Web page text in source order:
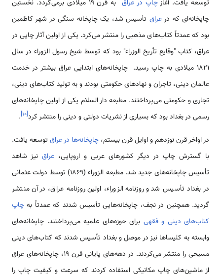
توسعه یافت. آغازچاپ در عراق
به قرن ۱۹ میلادی برمی‌گردد. نخستین
چاپخانه‌ای که درعراق تأسیس شد، یک چاپخانه سنگی در شهر کاظمین
بود که عمدتاً کتاب‌های مذهبی را منتشر می‌کرد. یکی از اولین آثار چاپی در
عراق، کتاب "وقایع تأریخ الوزراء" بود که توسط شیخ رسول الزوراء در سال
۱۸۲۱ میلادی به چاپ رسید. چاپخانه‌های ابتدایی عراق بیشتر در خدمت
عالمان دینی، تاجران و نهادهای حکومتی بودند و به تولید کتاب‌های دینی،
تجاری و حکومتی می‌پرداختند. مطبعه دار السلام یکی از اولین چاپخانه‌های
رسمی در بغداد بود که بسیاری از نشریات دولتی و دینی را منتشر کرد[۱۰]
.
در اواخر قرن نوزدهم و اوایل قرن بیستم، چاپخانه‌ها در عراق توسعه یافت.
با گسترش چاپ در دیگر کشورهای عربی و اروپایی، عراق نیز شاهد
تأسیس چاپخانه‌های جدید شد. مطبعه الزوراء (۱۸۶۹) توسط دولت عثمانی
در بغداد تأسیس شد و روزنامه الزوراء، اولین روزنامه عراق، در آن منتشر
گردید. همچنین در نجف، چاپخانه‌هایی تأسیس شدند که عمدتاً به چاپ
کتاب‌های دینی و فقهی برای حوزه‌های علمیه می‌پرداختند. چاپخانه‌های
وابسته به کلیساها نیز در موصل و بغداد تأسیس شدند که کتاب‌های دینی
مسیحی را منتشر می‌کردند. در دهه‌های پایانی قرن ۱۹، چاپخانه‌های عراق
از ماشین‌های چاپ مکانیکی استفاده کردند که سرعت و کیفیت چاپ را